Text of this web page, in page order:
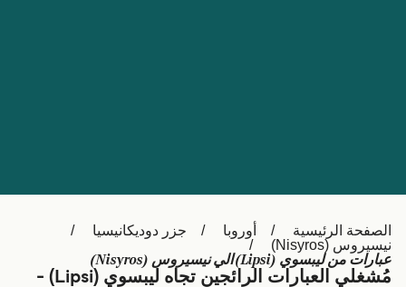
België (NL)
Ελλάδα
Belgique (FR)
Polska
Deutschland
Schweiz (DE)
الصفحة الرئيسية أوروبا
جزر دوديكانيسيا
نيسيروس (Nisyros)
عبارات من ليبسوي (Lipsi) الي نيسيروس (Nisyros)
مُشغلي العبارات الرائجين تجاه ليبسوي (Lipsi) -